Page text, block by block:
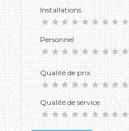
Installations
Personnel
Qualité de prix
Qualité de service